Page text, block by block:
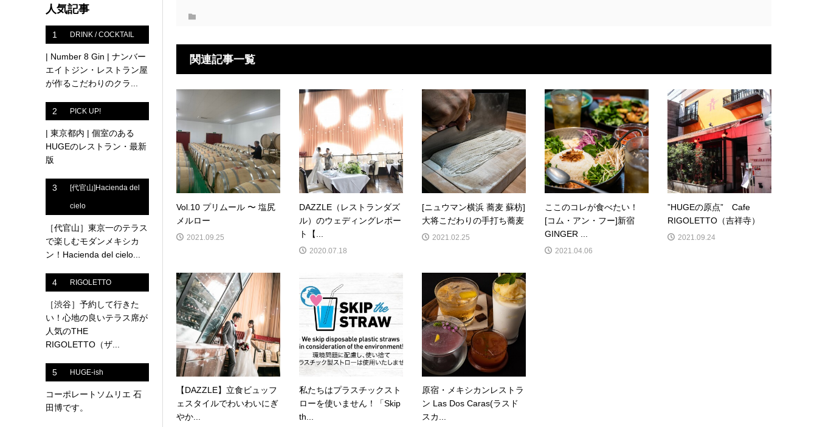
関連記事一覧
Vol.10 プリムール 〜 塩尻
メルロー
2021.09.25
DAZZLE（レストランダズ
ル）のウェディングレポー
ト【...
2020.07.18
[ニュウマン横浜 蕎麦 蘇枋]
大将こだわりの手打ち蕎麦
2021.02.25
ここのコレが食べたい！
[コム・アン・フー]新宿
GINGER ...
2021.04.06
”HUGEの原点” Cafe
RIGOLETTO（吉祥寺）
2021.09.24
【DAZZLE】立食ビュッフ
ェスタイルでわいわいにぎ
やか...
私たちはプラスチックスト
ローを使いません！「Skip
th...
原宿・メキシカンレストラ
ン Las Dos Caras(ラスド
スカ...
人気記事
1 DRINK / COCKTAIL
| Number 8 Gin | ナンバー
エイトジン・レストラン屋
が作るこだわりのクラ...
2 PICK UP!
| 東京都内 | 個室のある
HUGEのレストラン・最新
版
3 [代官山]Hacienda del
cielo
［代官山］東京一のテラス
で楽しむモダンメキシカ
ン！Hacienda del cielo...
4 RIGOLETTO
［渋谷］予約して行きた
い！心地の良いテラス席が
人気のTHE
RIGOLETTO（ザ...
5 HUGE-ish
コーポレートソムリエ 石
田博です。